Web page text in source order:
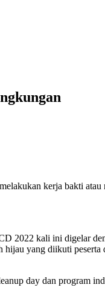
kerja bakti atau
2022 kali ini digelar
yang diikuti peserta
day dan program